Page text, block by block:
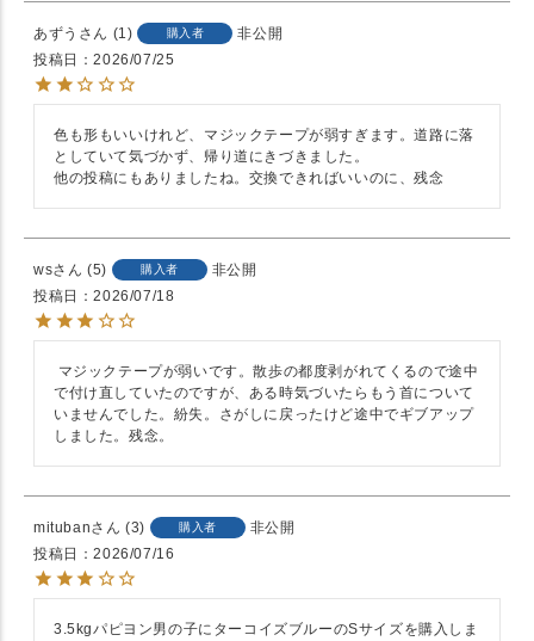
あずう 1 購入者
非公開
投稿日
2026/07/25
色も形もいいけれど、マジックテープが弱すぎます。道路に落
としていて気づかず、帰り道にきづきました。
他の投稿にもありましたね。交換できればいいのに、残念
ws 5 購入者
非公開
投稿日
2026/07/18
で付け直していたのですが、ある時気づいたらもう首について
いませんでした。紛失。さがしに戻ったけど途中でギブアップ
しました。残念。
mituban 3 購入者
非公開
投稿日
2026/07/16
3.5kgパピヨン男の子にターコイズブルーのSサイズを購入しま